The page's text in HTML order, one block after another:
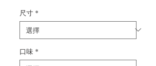
尺寸 *
口味 *